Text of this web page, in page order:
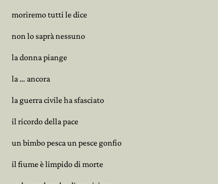
moriremo tutti le dice
non lo saprà nessuno
la donna piange
la … ancora
la guerra civile ha sfasciato
il ricordo della pace
un bimbo pesca un pesce gonfio
il fiume è limpido di morte